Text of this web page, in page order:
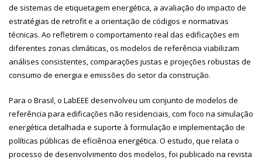
de sistemas de etiquetagem energética, a avaliação do impacto de
estratégias de retrofit e a orientação de códigos e normativas
técnicas. Ao refletirem o comportamento real das edificações em
diferentes zonas climáticas, os modelos de referência viabilizam
análises consistentes, comparações justas e projeções robustas de
consumo de energia e emissões do setor da construção.
Para o Brasil, o LabEEE desenvolveu um conjunto de modelos de
referência para edificações não residenciais, com foco na simulação
energética detalhada e suporte à formulação e implementação de
políticas públicas de eficiência energética. O estudo, que relata o
processo de desenvolvimento dos modelos, foi publicado na revista